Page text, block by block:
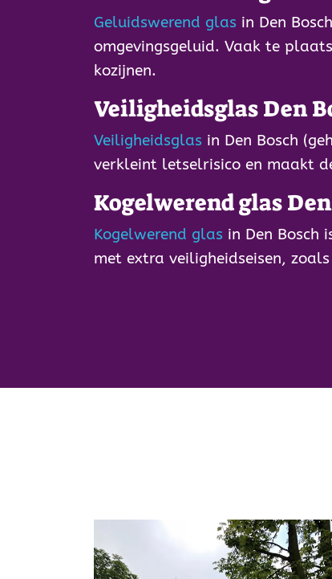
Geluidswerend glas in Den
omgevingsgeluid. Vaak te
kozijnen.
Veiligheidsglas Den
Veiligheidsglas in Den Bosch
verkleint letselrisico en maakt
Kogelwerend glas
Kogelwerend glas in Den Bosch
met extra veiligheidseisen,